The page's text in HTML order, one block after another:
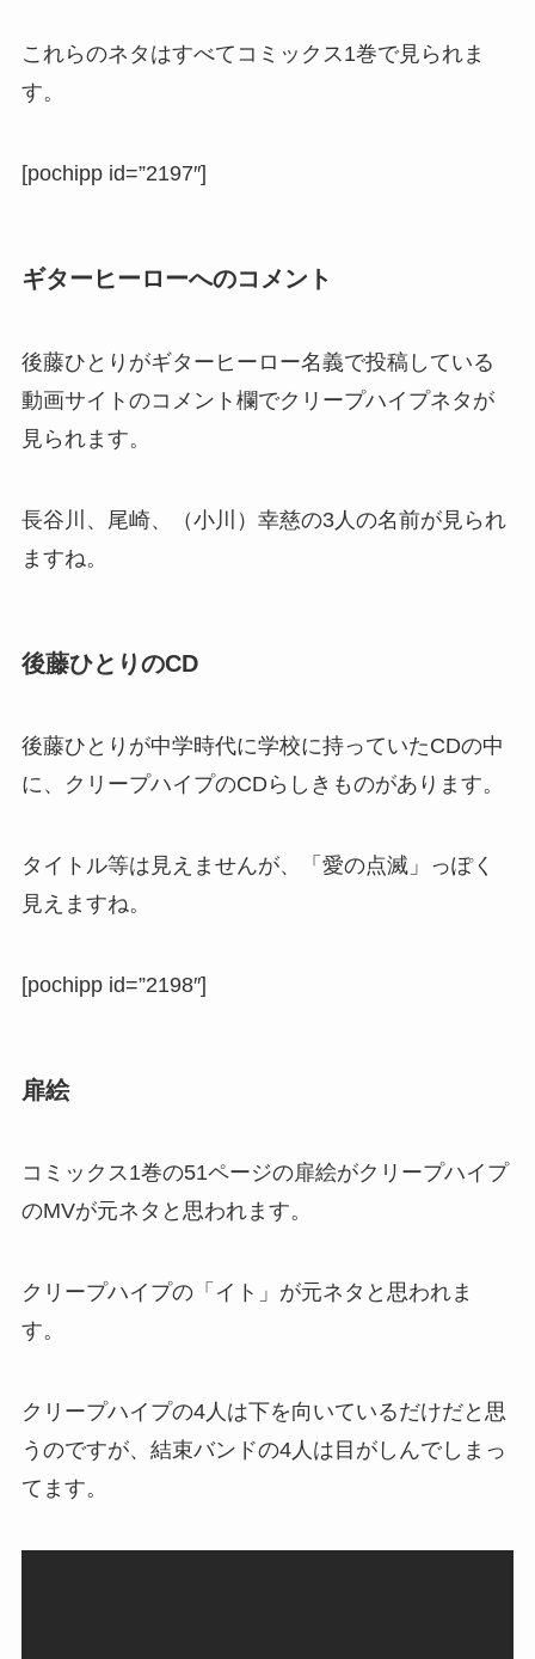
これらのネタはすべてコミックス1巻で見られま
す。
[pochipp id=”2197″]
ギターヒーローへのコメント
後藤ひとりがギターヒーロー名義で投稿している
動画サイトのコメント欄でクリープハイプネタが
見られます。
長谷川、尾崎、（小川）幸慈の3人の名前が見られ
ますね。
後藤ひとりのCD
後藤ひとりが中学時代に学校に持っていたCDの中
に、クリープハイプのCDらしきものがあります。
タイトル等は見えませんが、「愛の点滅」っぽく
見えますね。
[pochipp id=”2198″]
扉絵
コミックス1巻の51ページの扉絵がクリープハイプ
のMVが元ネタと思われます。
クリープハイプの「イト」が元ネタと思われま
す。
クリープハイプの4人は下を向いているだけだと思
うのですが、結束バンドの4人は目がしんでしまっ
てます。